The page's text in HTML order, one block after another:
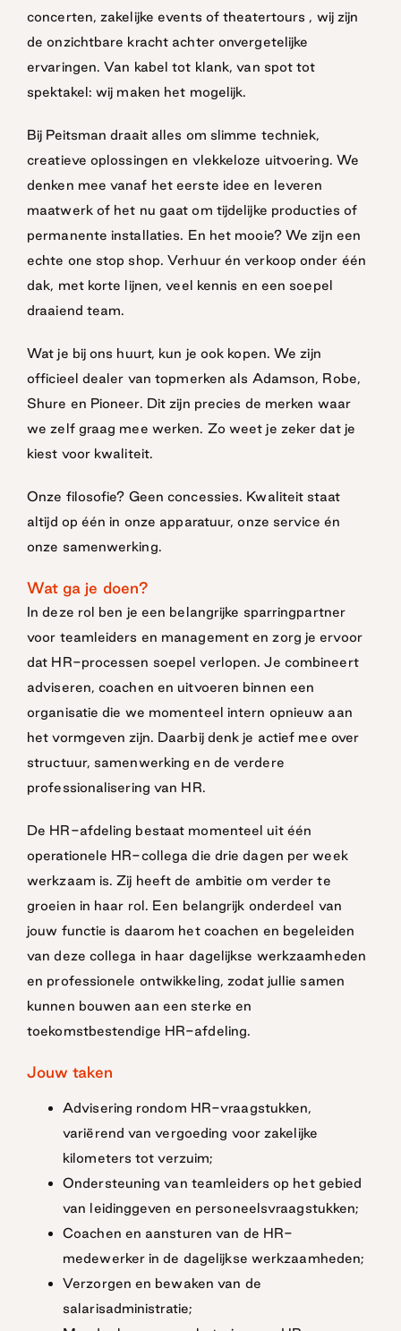
concerten, zakelijke events of theatertours , wij zijn
de onzichtbare kracht achter onvergetelijke
ervaringen. Van kabel tot klank, van spot tot
spektakel: wij maken het mogelijk.
Bij Peitsman draait alles om slimme techniek,
creatieve oplossingen en vlekkeloze uitvoering. We
denken mee vanaf het eerste idee en leveren
maatwerk of het nu gaat om tijdelijke producties of
permanente installaties. En het mooie? We zijn een
echte one stop shop. Verhuur én verkoop onder één
dak, met korte lijnen, veel kennis en een soepel
draaiend team.
Wat je bij ons huurt, kun je ook kopen. We zijn
officieel dealer van topmerken als Adamson, Robe,
Shure en Pioneer. Dit zijn precies de merken waar
we zelf graag mee werken. Zo weet je zeker dat je
kiest voor kwaliteit.
Onze filosofie? Geen concessies. Kwaliteit staat
altijd op één in onze apparatuur, onze service én
onze samenwerking.
Wat ga je doen?
In deze rol ben je een belangrijke sparringpartner
voor teamleiders en management en zorg je ervoor
dat HR-processen soepel verlopen. Je combineert
adviseren, coachen en uitvoeren binnen een
organisatie die we momenteel intern opnieuw aan
het vormgeven zijn. Daarbij denk je actief mee over
structuur, samenwerking en de verdere
professionalisering van HR.
De HR-afdeling bestaat momenteel uit één
operationele HR-collega die drie dagen per week
werkzaam is. Zij heeft de ambitie om verder te
groeien in haar rol. Een belangrijk onderdeel van
jouw functie is daarom het coachen en begeleiden
van deze collega in haar dagelijkse werkzaamheden
en professionele ontwikkeling, zodat jullie samen
kunnen bouwen aan een sterke en
toekomstbestendige HR-afdeling.
Jouw taken
Advisering rondom HR-vraagstukken,
variërend van vergoeding voor zakelijke
kilometers tot verzuim;
Ondersteuning van teamleiders op het gebied
van leidinggeven en personeelsvraagstukken;
Coachen en aansturen van de HR-
medewerker in de dagelijkse werkzaamheden;
Verzorgen en bewaken van de
salarisadministratie;